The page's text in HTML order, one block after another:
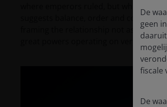
where emperors ruled, but where
suggests balance, order and
framing the relationship not as a
great powers operating on very
De
geen
fiscale
De